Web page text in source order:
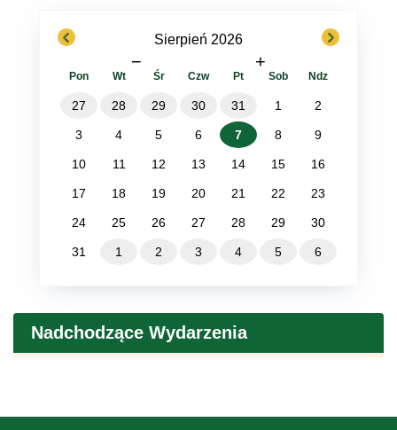
previous Sierpień 2026
− +
next
Pon Wt Śr Czw Pt Sob Ndz
27 28 29 30 31 1 2
3 4 5 6 7 8 9
10 11 12 13 14 15 16
17 18 19 20 21 22 23
24 25 26 27 28 29 30
31 1 2 3 4 5 6
Nadchodzące Wydarzenia